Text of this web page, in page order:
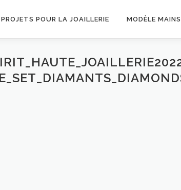
PROJETS POUR LA JOAILLERIE MODÈLE MAINS